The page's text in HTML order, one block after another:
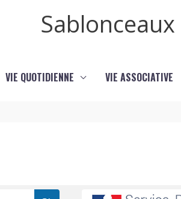
Sablonceaux
VIE QUOTIDIENNE VIE ASSOCIATIVE